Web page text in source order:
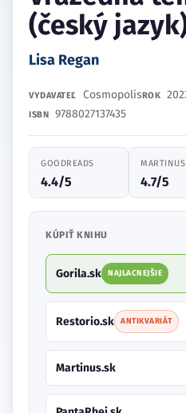
(český
Lisa Regan
VYDAVATEĽ CosmopolisROK
ISBN 9788027137435
GOODREADS
4.4/5
MARTINUS
4.7/5
KÚPIŤ KNIHU
Gorila.sk NAJLACNEJŠIE
Restorio.sk ANTIKVARIÁT
Martinus.sk